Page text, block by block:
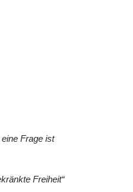
Frage ist
Freiheit“